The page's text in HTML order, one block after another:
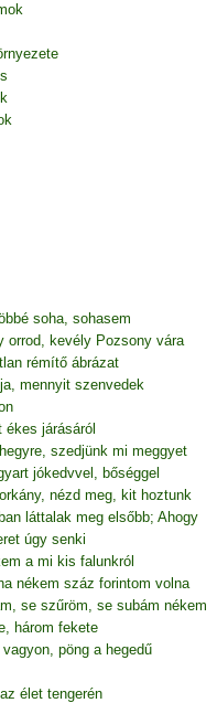
soha, sohasem
orrod, kevély Pozsony vára
rémítő ábrázat
mennyit szenvedek
ékes járásáról
szedjünk mi meggyet
jókedvvel, bőséggel
nézd meg, kit hoztunk
láttalak meg elsőbb; Ahogy
úgy senki
a mi kis falunkról
nékem száz forintom volna
se szűröm, se subám nékem
három fekete
pöng a hegedű
élet tengerén